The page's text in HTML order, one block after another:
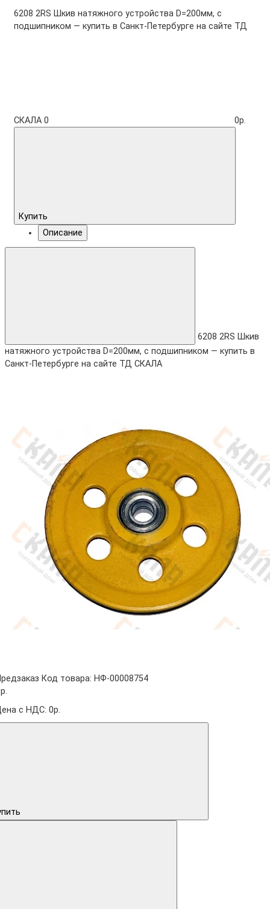
6208 2RS Шкив натяжного устройства D=200мм, с
подшипником — купить в Санкт-Петербурге на сайте ТД
СКАЛА 0 0р.
Купить
Описание
6208 2RS Шкив
натяжного устройства D=200мм, с подшипником — купить в
Санкт-Петербурге на сайте ТД СКАЛА
Код товара: НФ-00008754
с НДС: 0р.